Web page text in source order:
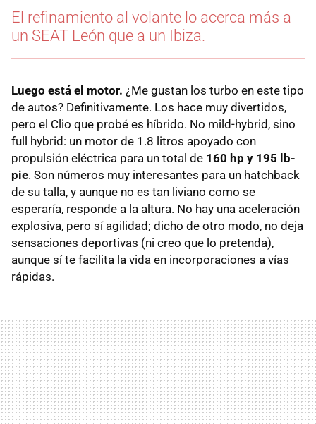
El refinamiento al volante lo acerca más a
un SEAT León que a un Ibiza.
Luego está el motor. ¿Me gustan los turbo en este tipo
de autos? Definitivamente. Los hace muy divertidos,
pero el Clio que probé es híbrido. No mild-hybrid, sino
full hybrid: un motor de 1.8 litros apoyado con
propulsión eléctrica para un total de 160 hp y 195 lb-
pie. Son números muy interesantes para un hatchback
de su talla, y aunque no es tan liviano como se
esperaría, responde a la altura. No hay una aceleración
explosiva, pero sí agilidad; dicho de otro modo, no deja
sensaciones deportivas (ni creo que lo pretenda),
aunque sí te facilita la vida en incorporaciones a vías
rápidas.